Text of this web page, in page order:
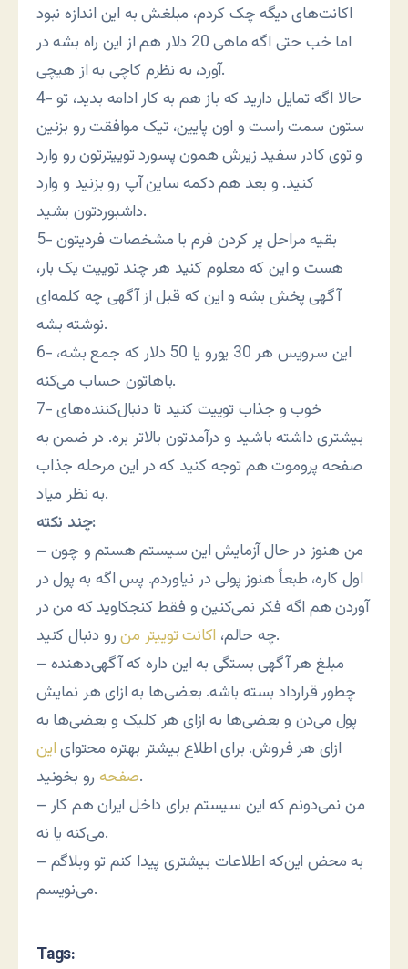
اکانت‌های دیگه چک کردم، مبلغش به این اندازه نبود
اما خب حتی اگه ماهی 20 دلار هم از این راه بشه در
آورد، به نظرم کاچی به از هیچی.
4- حالا اگه تمایل دارید که باز هم به کار ادامه بدید، تو
ستون سمت راست و اون پایین، تیک موافقت رو بزنین
و توی کادر سفید زیرش همون پسورد توییترتون رو وارد
کنید. و بعد هم دکمه ساین آپ رو بزنید و وارد
داشبوردتون بشید.
5- بقیه مراحل پر کردن فرم با مشخصات فردیتون
هست و این که معلوم کنید هر چند توییت یک بار،
آگهی پخش بشه و این که قبل از آگهی چه کلمه‌ای
نوشته بشه.
6- این سرویس هر 30 یورو یا 50 دلار که جمع بشه،
باهاتون حساب می‌کنه.
7- خوب و جذاب توییت کنید تا دنبال‌کننده‌های
بیشتری داشته باشید و درآمدتون بالاتر بره. در ضمن به
صفحه پروموت هم توجه کنید که در این مرحله جذاب
به نظر میاد.
چند نکته:
– من هنوز در حال آزمایش این سیستم هستم و چون
اول کاره، طبعاً هنوز پولی در نیاوردم. پس اگه به پول در
آوردن هم اگه فکر نمی‌کنین و فقط کنجکاوید که من در
چه حالم، اکانت توییتر من
رو دنبال کنید.
– مبلغ هر آگهی بستگی به این داره که آگهی‌دهنده
چطور قرارداد بسته باشه. بعضی‌ها به ازای هر نمایش
پول می‌دن و بعضی‌ها به ازای هر کلیک و بعضی‌ها به
ازای هر فروش. برای اطلاع بیشتر بهتره محتوایاین
صفحهرو بخونید.
– من نمی‌دونم که این سیستم برای داخل ایران هم کار
می‌کنه یا نه.
– به محض این‌که اطلاعات بیشتری پیدا کنم تو وبلاگم
می‌نویسم.
Tags: